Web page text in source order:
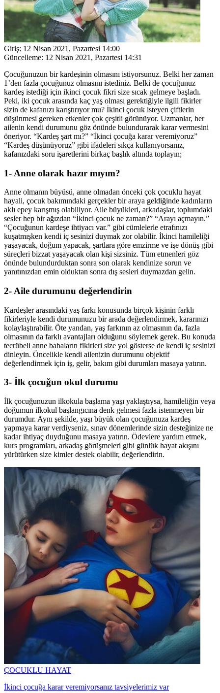
Giriş: 12 Nisan 2021, Pazartesi 14:00
Güncelleme: 12 Nisan 2021, Pazartesi 14:31
Çocuğunuzun bir kardeşinin olmasını istiyorsunuz. Belki her zaman
1’den fazla çocuğunuz olmasını istediniz. Belki de çocuğunuz
kardeş istediği için ikinci çocuk fikri size sıcak gelmeye başladı.
Peki, iki çocuk arasında kaç yaş olması gerektiğiyle ilgili fikirler
sizin de kafanızı karıştırıyor mu? İkinci çocuk isteyen çiftlerin
düşünmesi gereken etkenler çok çeşitli görünüyor. Uzmanlar, her
ailenin kendi durumunu göz önünde bulundurarak karar vermesini
öneriyor. “Kardeş şart mı?” “İkinci çocuğa karar veremiyoruz”
“Kardeş düşünüyoruz” gibi ifadeleri sıkça kullanıyorsanız,
kafanızdaki soru işaretlerini birkaç başlık altında toplayın;
1- Anne olarak hazır mıyım?
Anne olmanın büyüsü, anne olmadan önceki çok çocuklu hayat
hayali, çocuk bakımındaki gerçekler bir araya geldiğinde kadınların
aklı epey karışmış olabiliyor. Aile büyükleri, arkadaşlar, toplumdaki
sesler hep bir ağızdan “İkinci çocuk ne zaman?” “Arayı açmayın.”
“Çocuğunun kardeşe ihtiyacı var.” gibi cümlelerle etrafınızı
kuşatmışken kendi iç sesinizi duymak zor olabilir. İkinci hamileliği
yaşayacak, doğum yapacak, şartlara göre emzirme ve işe dönüş gibi
süreçleri bizzat yaşayacak olan kişi sizsiniz. Tüm etmenleri göz
önünde bulundurduktan sonra son olarak kendinize sorun ve
yanıtınızdan emin olduktan sonra dış sesleri duymazdan gelin.
2- Aile durumunu değerlendirin
Kardeşler arasındaki yaş farkı konusunda birçok kişinin farklı
fikirleriyle kendi durumunuzu bir arada değerlendirmek, kararınızı
kolaylaştırabilir. Öte yandan, yaş farkının az olmasının da, fazla
olmasının da farklı avantajları olduğunu söylemek gerek. Bu konuda
tecrübeli anne babaların fikirleri size yol gösterse de kendi iç sesinizi
dinleyin. Öncelikle kendi ailenizin durumunu objektif
değerlendirmek için iş, gelir, bakım gibi durumları masaya yatırın.
3- İlk çocuğun okul durumu
İlk çocuğunuzun ilkokula başlama yaşı yaklaştıysa, hamileliğin veya
doğumun ilkokul başlangıcına denk gelmesi fazla istenmeyen bir
durumdur. Aynı şekilde, yaşı büyük olan çocuğunuza kardeş
yapmaya karar verdiyseniz, sınav dönemlerinde sizin desteğinize ne
kadar ihtiyaç duyduğunu masaya yatırın. Ödevlere yardım etmek,
kurs programları, arkadaş görüşmeleri gibi günlük hayat akışını
yürütürken size kimler destek olabilir, değerlendirin.
ÇOCUKLU HAYAT
İkinci çocuğa karar veremiyorsanız tavsiyelerimiz var